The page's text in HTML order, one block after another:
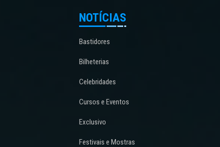
NOTÍCIAS
Bastidores
Bilheterias
Celebridades
Cursos e Eventos
Exclusivo
Festivais e Mostras